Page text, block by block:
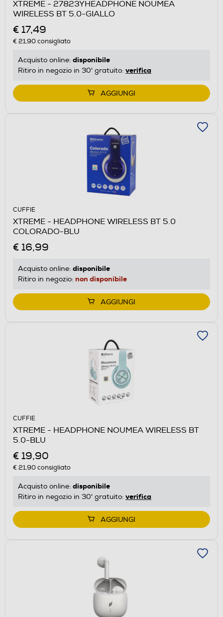
XTREME - 27823YHEADPHONE NOUMEA
WIRELESS BT 5.0-GIALLO
€ 17,49
€ 21,90consigliato
Acquisto online: disponibile
Ritiro in negozio in 30' gratuito: verifica
AGGIUNGI
CUFFIE
XTREME - HEADPHONE WIRELESS BT 5.0
COLORADO-BLU
€ 16,99
Acquisto online: disponibile
Ritiro in negozio: non disponibile
AGGIUNGI
CUFFIE
XTREME - HEADPHONE NOUMEA WIRELESS BT
5.0-BLU
€ 19,90
€ 21,90consigliato
Acquisto online: disponibile
Ritiro in negozio in 30' gratuito: verifica
AGGIUNGI